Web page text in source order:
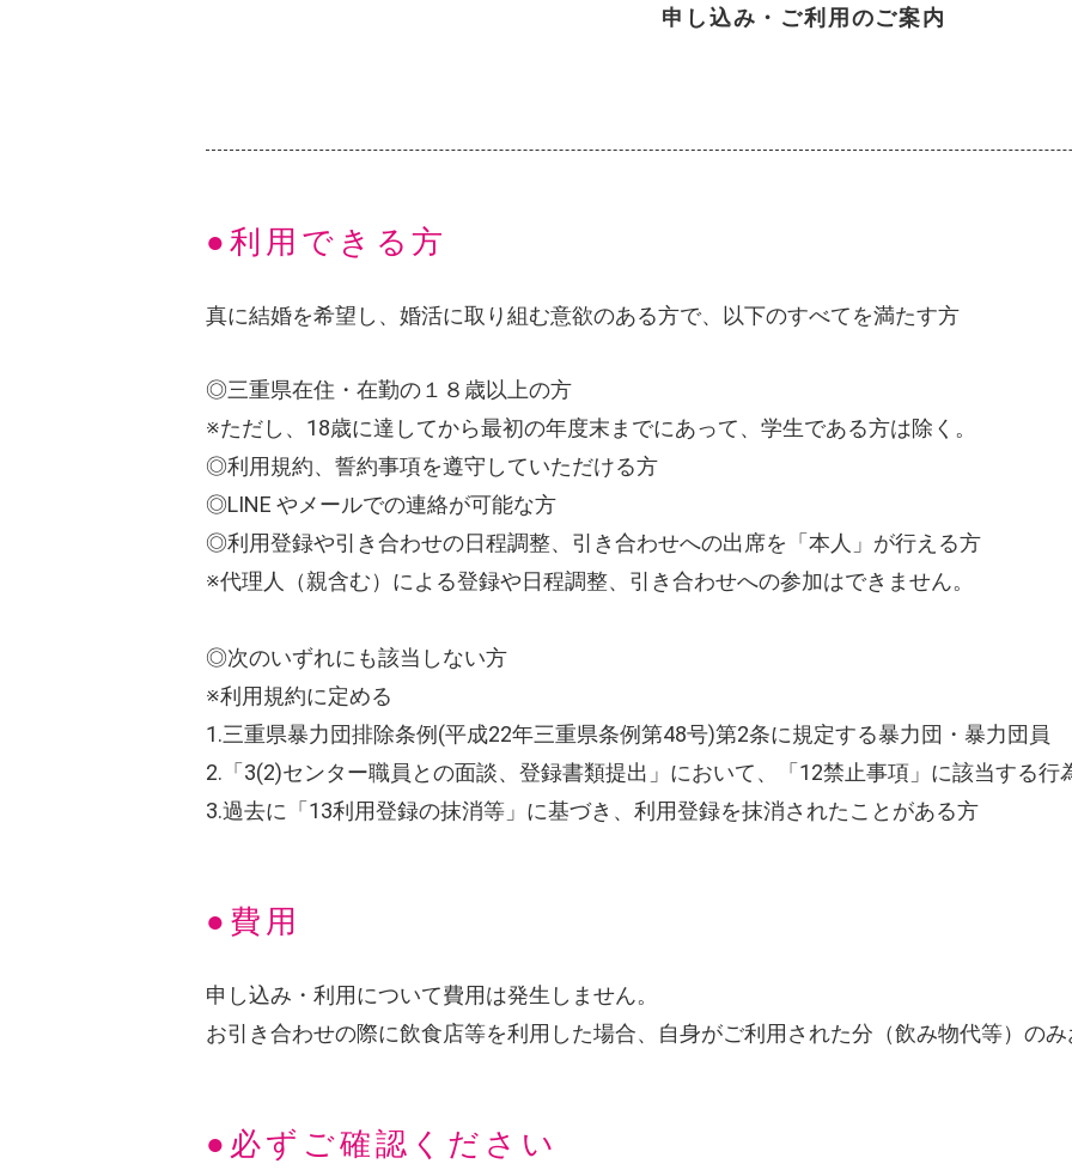
申し込み・ご利用のご案内
●利用できる方
真に結婚を希望し、婚活に取り組む意欲のある方で、以下のすべてを満たす方
◎三重県在住・在勤の１８歳以上の方
※ただし、18歳に達してから最初の年度末までにあって、学生である方は除く。
◎利用規約、誓約事項を遵守していただける方
◎LINE やメールでの連絡が可能な方
◎利用登録や引き合わせの日程調整、引き合わせへの出席を「本人」が行える方
※代理人（親含む）による登録や日程調整、引き合わせへの参加はできません。
◎次のいずれにも該当しない方
※利用規約に定める
1.三重県暴力団排除条例(平成22年三重県条例第48号)第2条に規定する暴力団・暴力団員
2.「3(2)センター職員との面談、登録書類提出」において、「12禁止事項」に該当する行
3.過去に「13利用登録の抹消等」に基づき、利用登録を抹消されたことがある方
●費用
申し込み・利用について費用は発生しません。
お引き合わせの際に飲食店等を利用した場合、自身がご利用された分（飲み物代等）のみ
●必ずご確認ください